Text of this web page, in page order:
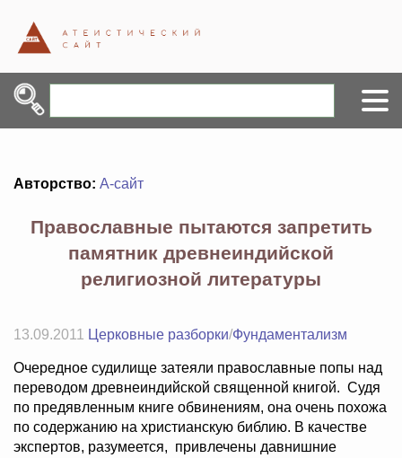
Авторство: А-сайт
Православные пытаются запретить
памятник древнеиндийской
религиозной литературы
13.09.2011 Церковные разборки/Фундаментализм
Очередное судилище затеяли православные попы над
переводом древнеиндийской священной книгой. Судя
по предявленным книге обвинениям, она очень похожа
по содержанию на христианскую библию. В качестве
экспертов, разумеется, привлечены давнишние